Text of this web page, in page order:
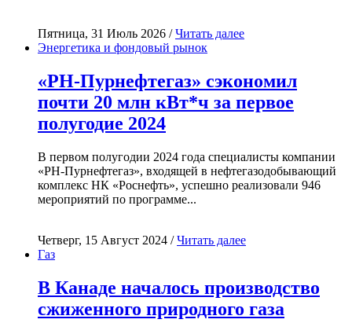
Пятница, 31 Июль 2026 /Читать далее
Энергетика и фондовый рынок
«РН-Пурнефтегаз» сэкономил
почти 20 млн кВт*ч за первое
полугодие 2024
В первом полугодии 2024 года специалисты компании
«РН-Пурнефтегаз», входящей в нефтегазодобывающий
комплекс НК «Роснефть», успешно реализовали 946
мероприятий по программе...
Четверг, 15 Август 2024 /Читать далее
Газ
В Канаде началось производство
сжиженного природного газа